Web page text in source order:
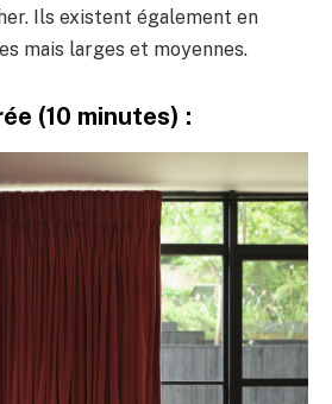
Ils existent également en
mais larges et moyennes.
(10 minutes) :